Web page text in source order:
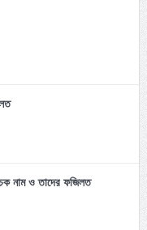
নাম ও তাদের ফজিলত